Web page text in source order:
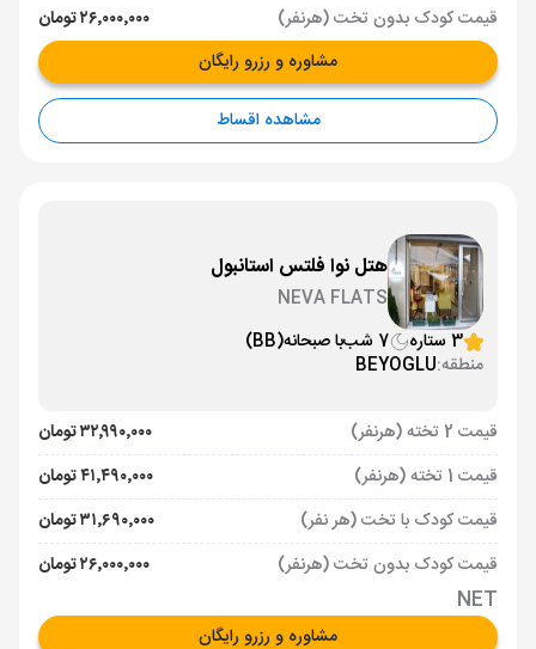
قیمت کودک بدون تخت (هرنفر)
۲۶٬۰۰۰٬۰۰۰ تومان
مشاوره و رزرو رایگان
مشاهده اقساط
هتل نوا فلتس استانبول
NEVA FLATS
3 ستاره
7 شب با صبحانه(BB)
منطقه:BEYOGLU
قیمت 2 تخته (هرنفر)
۳۲٬۹۹۰٬۰۰۰ تومان
قیمت 1 تخته (هرنفر)
۴۱٬۴۹۰٬۰۰۰ تومان
قیمت کودک با تخت (هر نفر)
۳۱٬۶۹۰٬۰۰۰ تومان
قیمت کودک بدون تخت (هرنفر)
۲۶٬۰۰۰٬۰۰۰ تومان
NET
مشاوره و رزرو رایگان